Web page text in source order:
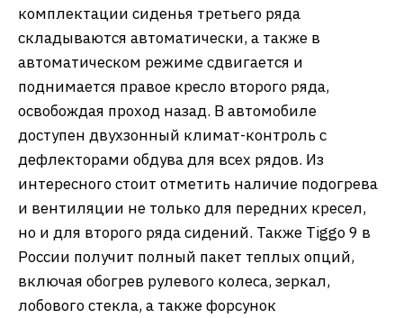
комплектации сиденья третьего ряда
складываются автоматически, а также в
автоматическом режиме сдвигается и
поднимается правое кресло второго ряда,
освобождая проход назад. В автомобиле
доступен двухзонный климат-контроль с
дефлекторами обдува для всех рядов. Из
интересного стоит отметить наличие подогрева
и вентиляции не только для передних кресел,
но и для второго ряда сидений. Также Tiggo 9 в
России получит полный пакет теплых опций,
включая обогрев рулевого колеса, зеркал,
лобового стекла, а также форсунок